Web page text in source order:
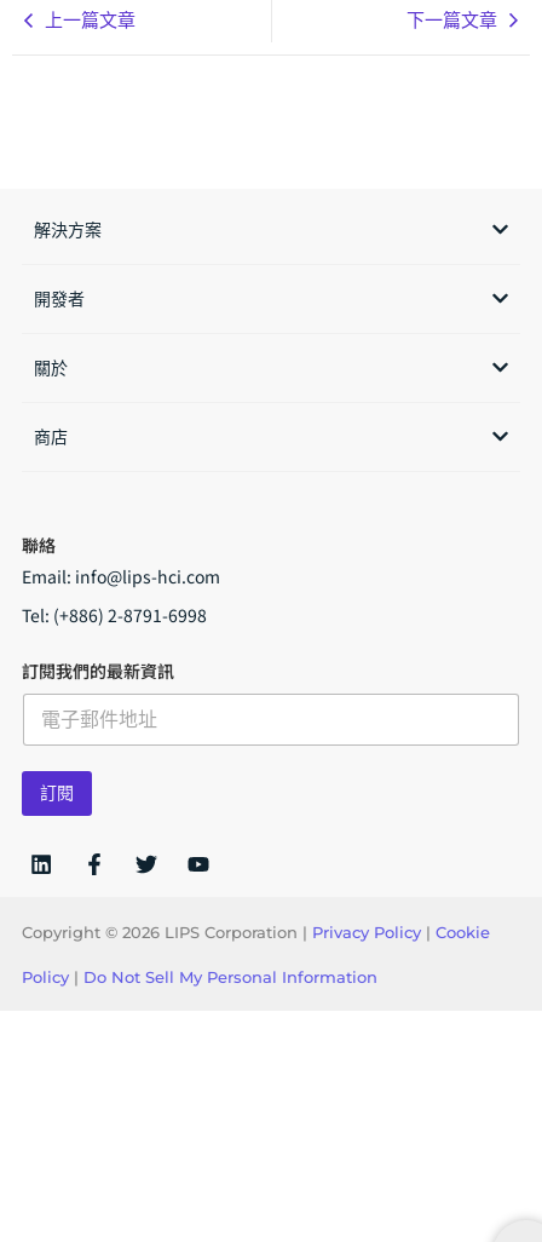
上一篇文章 下一篇文章
解決方案
開發者
關於
商店​
聯絡
Email: info@lips-hci.com
Tel: (+886) 2-8791-6998
訂閱我們的最新資訊
E
a
i
*
訂閱
Copyright © 2026 LIPS Corporation | Privacy Policy| Cookie
Policy| Do Not Sell My Personal Information